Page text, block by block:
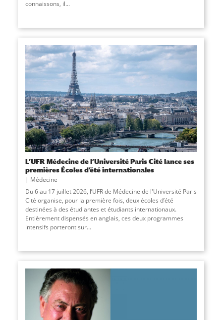
connaissons, il...
L’UFR Médecine de l’Université Paris Cité lance ses
premières Écoles d’été internationales
Médecine
Du 6 au 17 juillet 2026, l’UFR de Médecine de l'Université Paris
Cité organise, pour la première fois, deux écoles d’été
destinées à des étudiantes et étudiants internationaux.
Entièrement dispensés en anglais, ces deux programmes
intensifs porteront sur...